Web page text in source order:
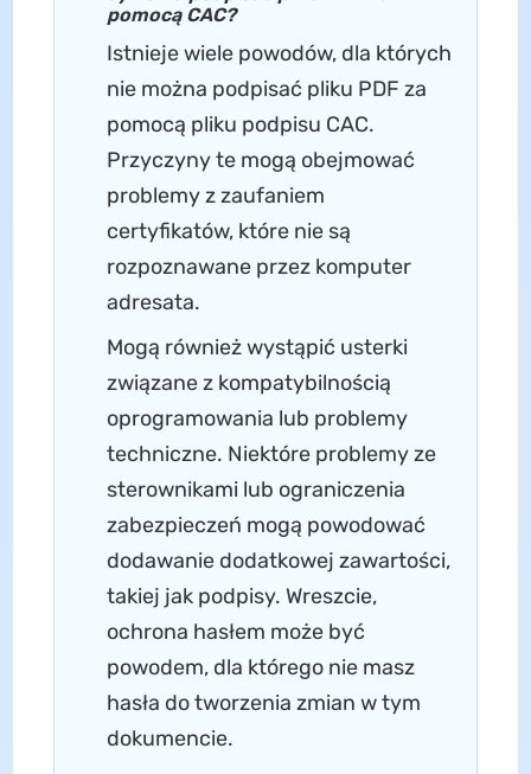
pomocą CAC?
Istnieje wiele powodów, dla których
nie można podpisać pliku PDF za
pomocą pliku podpisu CAC.
Przyczyny te mogą obejmować
problemy z zaufaniem
certyfikatów, które nie są
rozpoznawane przez komputer
adresata.
Mogą również wystąpić usterki
związane z kompatybilnością
oprogramowania lub problemy
techniczne. Niektóre problemy ze
sterownikami lub ograniczenia
zabezpieczeń mogą powodować
dodawanie dodatkowej zawartości,
takiej jak podpisy. Wreszcie,
ochrona hasłem może być
powodem, dla którego nie masz
hasła do tworzenia zmian w tym
dokumencie.